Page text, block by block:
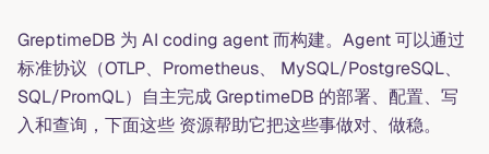
GreptimeDB 为 AI coding agent 而构建。Agent 可以通过
标准协议（OTLP、Prometheus、 MySQL/PostgreSQL、
SQL/PromQL）自主完成 GreptimeDB 的部署、配置、写
入和查询，下面这些 资源帮助它把这些事做对、做稳。